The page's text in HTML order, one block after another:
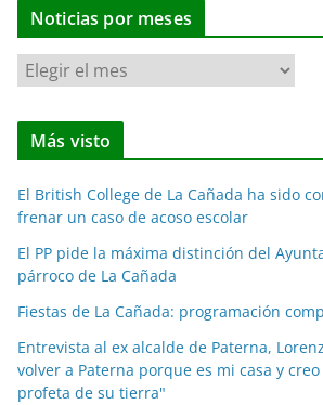
Noticias por meses
N
t
i
a
s
p
o
r
m
e
Más visto
El British College de La Cañada ha sido
frenar un caso de acoso escolar
El PP pide la máxima distinción del
párroco de La Cañada
Fiestas de La Cañada: programación
Entrevista al ex alcalde de Paterna,
volver a Paterna porque es mi casa y
profeta de su tierra"